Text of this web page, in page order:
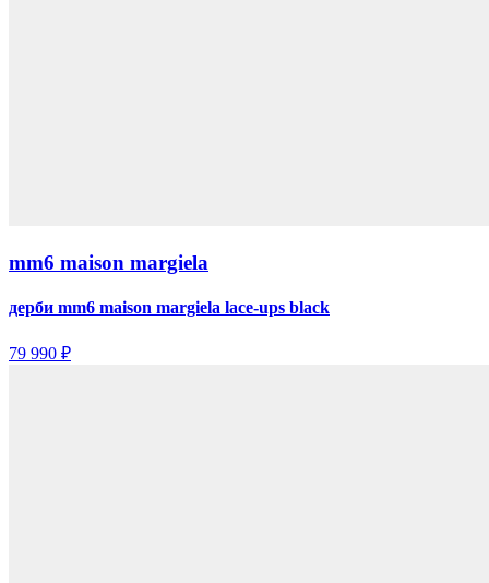
mm6 maison margiela
дерби mm6 maison margiela lace-ups black
79 990 ₽